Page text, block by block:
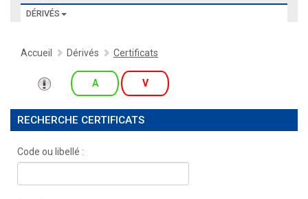
DÉRIVÉS
Accueil Dérivés Certificats
A V
RECHERCHE CERTIFICATS
Code ou libellé :